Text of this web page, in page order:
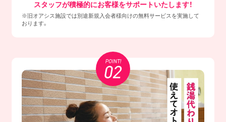
スタッフが積極的にお客様をサポートいたします！
※旧オアシス施設では別途新規入会者様向けの無料サービスを実施して
おります。